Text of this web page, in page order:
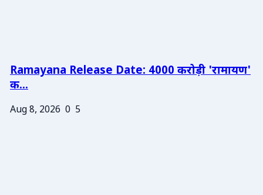
Ramayana Release Date: 4000 करोड़ी 'रामायण'
क...
Aug 8, 2026 0 5